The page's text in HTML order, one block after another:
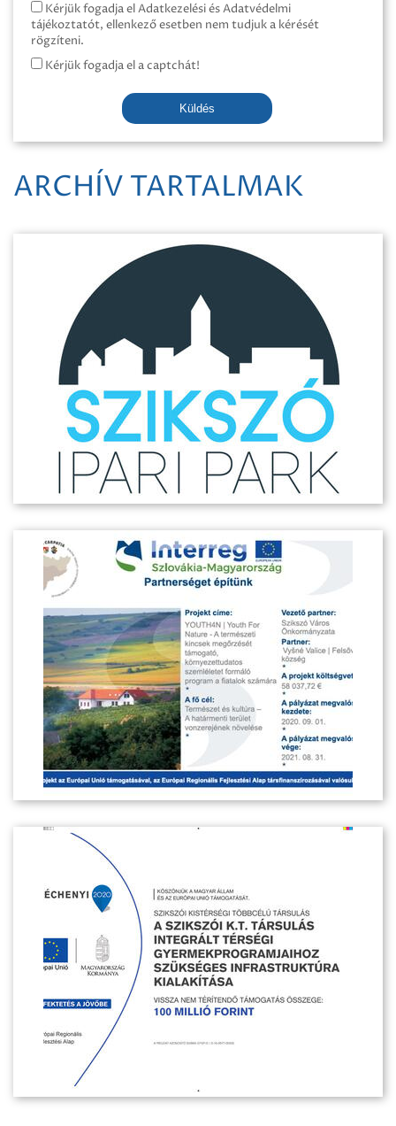
Kérjük fogadja el Adatkezelési és Adatvédelmi
tájékoztatót, ellenkező esetben nem tudjuk a kérését
rögzíteni.
Kérjük fogadja el a captchát!
Küldés
ARCHÍV TARTALMAK